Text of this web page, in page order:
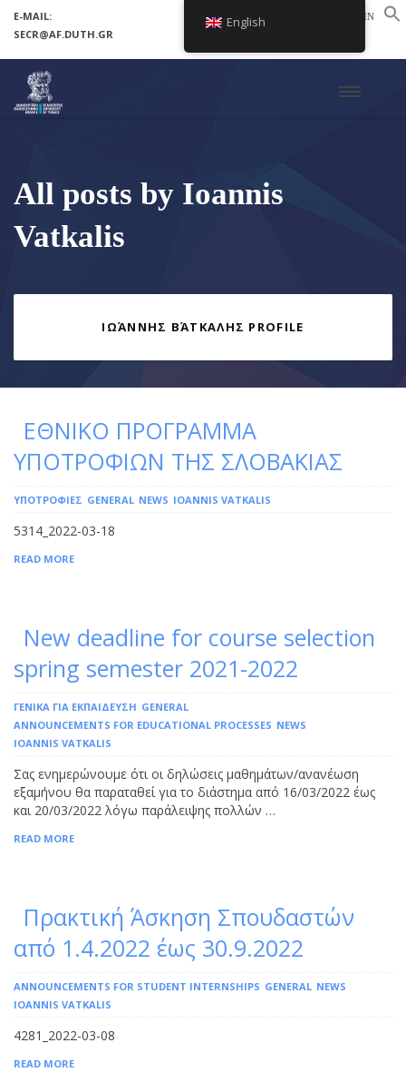
E-MAIL:
SECR@AF.DUTH.GR
LOGIN
All posts by Ioannis
Vatkalis
ΙΩΆΝΝΗΣ ΒΆΤΚΑΛΗΣ PROFILE
ΕΘΝΙΚΟ ΠΡΟΓΡΑΜΜΑ
ΥΠΟΤΡΟΦΙΩΝ ΤΗΣ ΣΛΟΒΑΚΙΑΣ
YΠΟΤΡΟΦΙΕΣ GENERAL NEWS IOANNIS VATKALIS
5314_2022-03-18
READ MORE
New deadline for course selection
spring semester 2021-2022
ΓΕΝΙΚΑ ΓΙΑ ΕΚΠΑΙΔΕΥΣΗ GENERAL
ANNOUNCEMENTS FOR EDUCATIONAL PROCESSES NEWS
IOANNIS VATKALIS
Σας ενημερώνουμε ότι οι δηλώσεις μαθημάτων/ανανέωση
εξαμήνου θα παραταθεί για το διάστημα από 16/03/2022 έως
και 20/03/2022 λόγω παράλειψης πολλών …
READ MORE
Πρακτική Άσκηση Σπουδαστών
από 1.4.2022 έως 30.9.2022
ANNOUNCEMENTS FOR STUDENT INTERNSHIPS GENERAL NEWS
IOANNIS VATKALIS
4281_2022-03-08
READ MORE
English